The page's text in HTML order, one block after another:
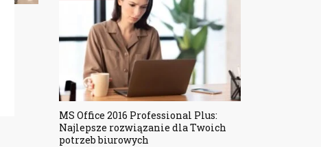
14 WRZEŚNIA, 2023
Ubezpieczenie NNW: Ochrona na każdy wypadek Nie
przewidzieć wszystkiego, co spotka nas w życiu. Ale
tego przygotować. Ubezpieczenie NNW to twoja osobista
przed nieprzewidzianymi zdarzeniami. Zrozumieć
READ MORE
MS Office 2016 Professional Plus:
Najlepsze rozwiązanie dla Twoich
potrzeb biurowych